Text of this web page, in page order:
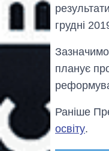
грудні
планує
Раніше
освіту.